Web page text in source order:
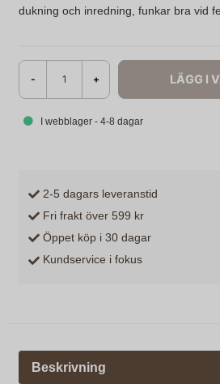
dukning och inredning, funkar bra vid
- + LÄGG I
I webblager - 4-8 dagar
2-5 dagars leveranstid
Fri frakt över 599 kr
Öppet köp i 30 dagar
Kundservice i fokus
Beskrivning